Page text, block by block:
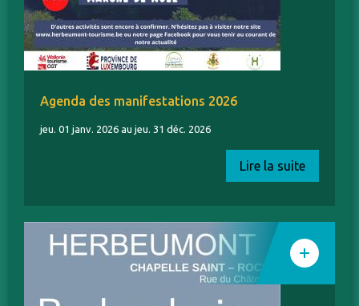
Agenda des manifestations 2026
jeu. 01 janv. 2026 au jeu. 31 déc. 2026
Lire la suite